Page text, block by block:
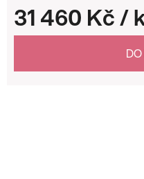
31 460 Kč/
Měrná cena: